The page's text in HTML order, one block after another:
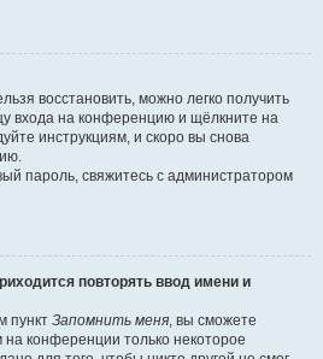
восстановить, можно легко получить
входа на конференцию и щёлкните на
инструкциям, и скоро вы снова
пароль, свяжитесь с администратором
повторять ввод имени и
пункт Запомнить меня, вы сможете
конференции только некоторое